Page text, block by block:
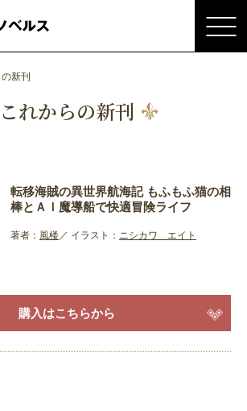
新刊
これからの新刊
転移海賊の異世界航海記 もふもふ猫の相
棒とＡＩ魔導船で快適冒険ライフ
著者： 風楼 イラスト： ニシカワ エイト
購入はこちらから